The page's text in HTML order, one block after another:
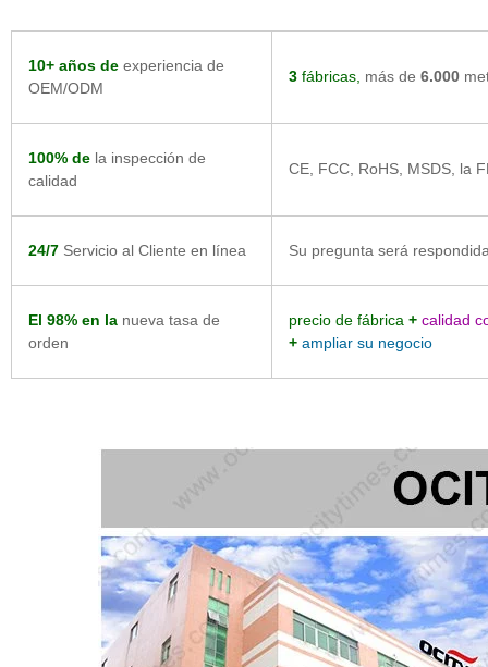
10+ años deexperiencia de
OEM/ODM
3fábricas, más de 6.000
100% dela inspección de
calidad
CE, FCC, RoHS, MSDS, la
24/7Servicio al Cliente en línea Su pregunta será
El 98% en lanueva tasa de
orden
precio de fábrica +calidad
+ampliar su negocio